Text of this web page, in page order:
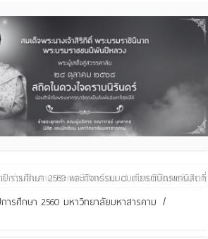
ร่วมสืบสานประเพณีฮีตเดือน ๘ ถวายเทียนพรรษา ๒
ารศึกษา 2560 มหาวิทยาลัยมหาสารคาม /